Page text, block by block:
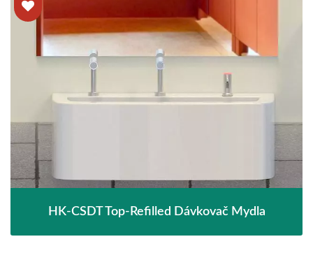
HK-CSDT Top-Refilled Dávkovač Mydla